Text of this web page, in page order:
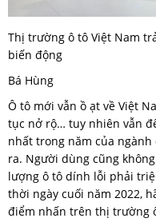
Thị trường ô tô Việt Nam
biến động
Bá Hùng
Ô tô mới vẫn ồ ạt về Việt
tục nở rộ… tuy nhiên vẫn
nhất trong năm của
ra. Người dùng cũng
lượng ô tô dính lỗi phải
thời ngày cuối năm 2022,
điểm nhấn trên thị trường